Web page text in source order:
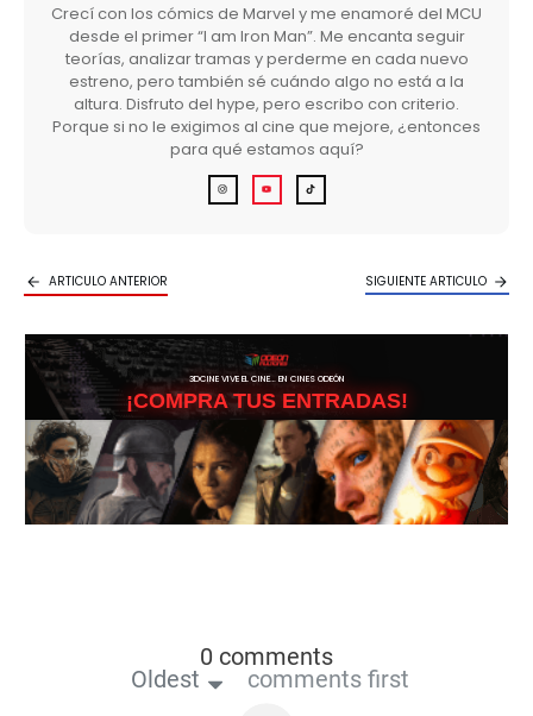
Crecí con los cómics de Marvel y me enamoré del MCU
desde el primer “I am Iron Man”. Me encanta seguir
teorías, analizar tramas y perderme en cada nuevo
estreno, pero también sé cuándo algo no está a la
altura. Disfruto del hype, pero escribo con criterio.
Porque si no le exigimos al cine que mejore, ¿entonces
para qué estamos aquí?
ARTICULO ANTERIOR SIGUIENTE ARTICULO
3DCINE VIVE EL CINE… EN CINES ODEÓN
¡COMPRA TUS ENTRADAS!
0 comments
Oldest comments first